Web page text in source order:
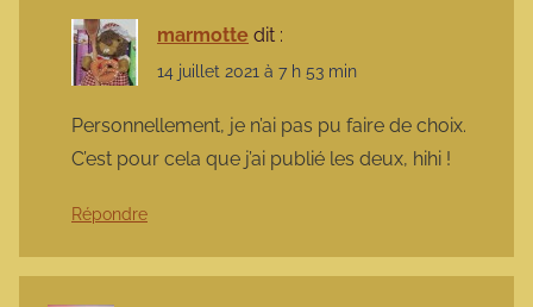
marmotte dit :
14 juillet 2021 à 7 h 53 min
Personnellement, je n’ai pas pu faire de choix.
C’est pour cela que j’ai publié les deux, hihi !
Répondre